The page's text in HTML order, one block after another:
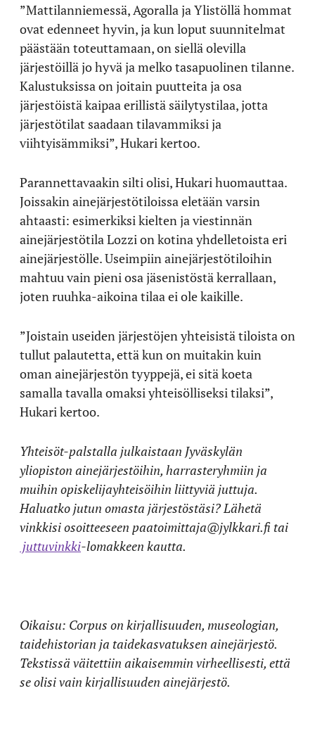
”Mattilanniemessä, Agoralla ja Ylistöllä hommat
ovat edenneet hyvin, ja kun loput suunnitelmat
päästään toteuttamaan, on siellä olevilla
järjestöillä jo hyvä ja melko tasapuolinen tilanne.
Kalustuksissa on joitain puutteita ja osa
järjestöistä kaipaa erillistä säilytystilaa, jotta
järjestötilat saadaan tilavammiksi ja
viihtyisämmiksi”, Hukari kertoo.
Parannettavaakin silti olisi, Hukari huomauttaa.
Joissakin ainejärjestötiloissa eletään varsin
ahtaasti: esimerkiksi kielten ja viestinnän
ainejärjestötila Lozzi on kotina yhdelletoista eri
ainejärjestölle. Useimpiin ainejärjestötiloihin
mahtuu vain pieni osa jäsenistöstä kerrallaan,
joten ruuhka-aikoina tilaa ei ole kaikille.
”Joistain useiden järjestöjen yhteisistä tiloista on
tullut palautetta, että kun on muitakin kuin
oman ainejärjestön tyyppejä, ei sitä koeta
samalla tavalla omaksi yhteisölliseksi tilaksi”,
Hukari kertoo.
Yhteisöt-palstalla julkaistaan Jyväskylän
yliopiston ainejärjestöihin, harrasteryhmiin ja
muihin opiskelijayhteisöihin liittyviä juttuja.
Haluatko jutun omasta järjestöstäsi? Lähetä
vinkkisi osoitteeseen paatoimittaja@jylkkari.fi tai
juttuvinkki-lomakkeen kautta.
Oikaisu: Corpus on kirjallisuuden, museologian,
taidehistorian ja taidekasvatuksen ainejärjestö.
Tekstissä väitettiin aikaisemmin virheellisesti, että
se olisi vain kirjallisuuden ainejärjestö.